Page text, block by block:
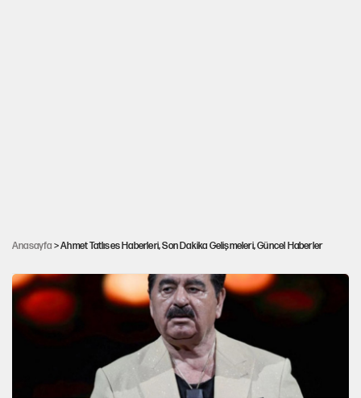
Anasayfa > Ahmet Tatlıses Haberleri, Son Dakika Gelişmeleri, Güncel Haberler
kapattı! 'Sandalye bile bırakmayacağım'